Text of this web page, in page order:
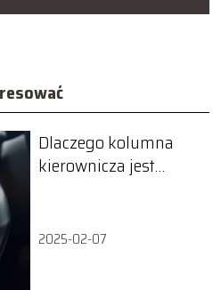
Dlaczego kolumna
kierownicza jest
2025-02-07